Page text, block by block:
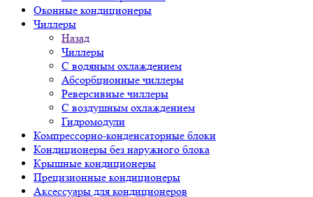
Оконные кондиционеры
Чиллеры
Назад
Чиллеры
С водяным охлаждением
Абсорбционные чиллеры
Реверсивные чиллеры
С воздушным охлаждением
Гидромодули
Компрессорно-конденсаторные блоки
Кондиционеры без наружного блока
Крышные кондиционеры
Прецизионные кондиционеры
Аксессуары для кондиционеров